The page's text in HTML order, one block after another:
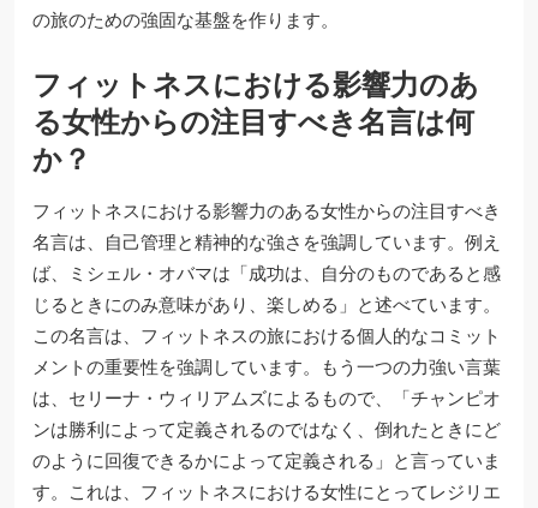
の旅のための強固な基盤を作ります。
フィットネスにおける影響力のあ
る女性からの注目すべき名言は何
か？
フィットネスにおける影響力のある女性からの注目すべき
名言は、自己管理と精神的な強さを強調しています。例え
ば、ミシェル・オバマは「成功は、自分のものであると感
じるときにのみ意味があり、楽しめる」と述べています。
この名言は、フィットネスの旅における個人的なコミット
メントの重要性を強調しています。もう一つの力強い言葉
は、セリーナ・ウィリアムズによるもので、「チャンピオ
ンは勝利によって定義されるのではなく、倒れたときにど
のように回復できるかによって定義される」と言っていま
す。これは、フィットネスにおける女性にとってレジリエ